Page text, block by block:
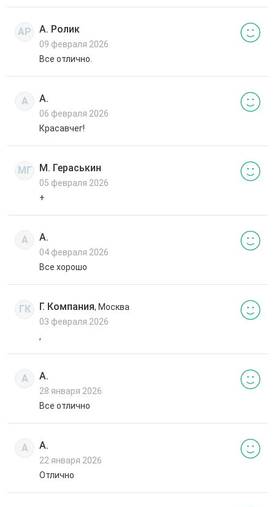
АР А. Ролик
09 февраля 2026
Все отлично.
А А.
06 февраля 2026
Красавчег!
МГ М. Гераськин
05 февраля 2026
+
А А.
04 февраля 2026
Все хорошо
ГК Г. Компания, Москва
03 февраля 2026
,
А А.
28 января 2026
Все отлично
А А.
22 января 2026
Отлично